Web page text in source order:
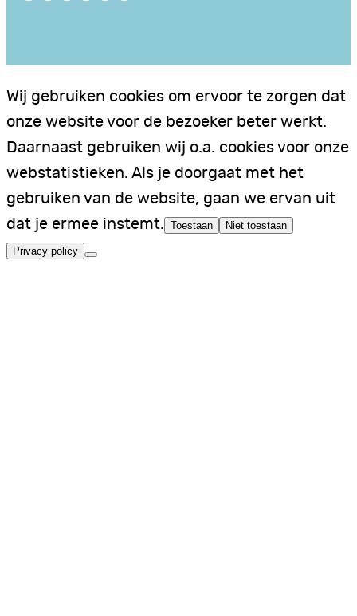
Wij gebruiken cookies om ervoor te zorgen dat
onze website voor de bezoeker beter werkt.
Daarnaast gebruiken wij o.a. cookies voor onze
webstatistieken. Als je doorgaat met het
gebruiken van de website, gaan we ervan uit
dat je ermee instemt. Toestaan Niet toestaan
Privacy policy